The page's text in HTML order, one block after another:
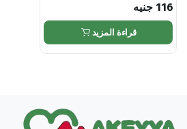
116 جنيه
قراءة المزيد